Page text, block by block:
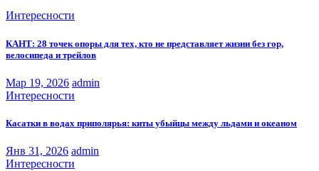
Интересности
КАНТ: 28 точек опоры для тех, кто не представляет жизни без гор,
велосипеда и трейлов
Мар 19, 2026 admin
Интересности
Касатки в водах приполярья: киты убыйцы между льдами и океаном
Янв 31, 2026 admin
Интересности